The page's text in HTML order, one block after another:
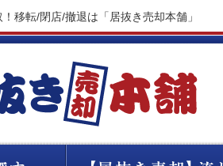
移転/閉店/撤退は「居抜き売却本舗」